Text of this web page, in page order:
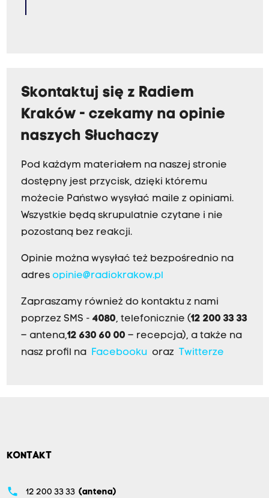
Skontaktuj się z Radiem
Kraków - czekamy na opinie
naszych Słuchaczy
Pod każdym materiałem na naszej stronie
dostępny jest przycisk, dzięki któremu
możecie Państwo wysyłać maile z opiniami.
Wszystkie będą skrupulatnie czytane i nie
pozostaną bez reakcji.
Opinie można wysyłać też bezpośrednio na
adres opinie@radiokrakow.pl
Zapraszamy również do kontaktu z nami
poprzez SMS - 4080, telefonicznie (12 200 33 33
– antena,12 630 60 00 – recepcja), a także na
nasz profil na Facebookuoraz Twitterze
KONTAKT
phone 12 200 33 33 (antena)